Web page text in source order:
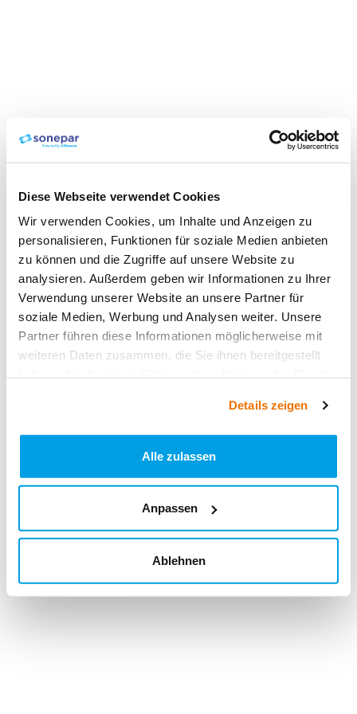
Diese Webseite verwendet Cookies
Wir verwenden Cookies, um Inhalte und Anzeigen zu
personalisieren, Funktionen für soziale Medien anbieten
zu können und die Zugriffe auf unsere Website zu
analysieren. Außerdem geben wir Informationen zu Ihrer
Verwendung unserer Website an unsere Partner für
soziale Medien, Werbung und Analysen weiter. Unsere
Partner führen diese Informationen möglicherweise mit
weiteren Daten zusammen, die Sie ihnen bereitgestellt
Details zeigen
Alle zulassen
Anpassen
Ablehnen